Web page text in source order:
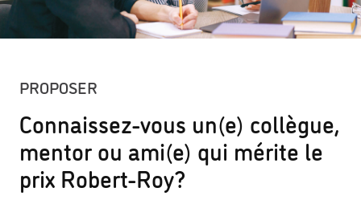
PROPOSER
Connaissez-vous un(e) collègue,
mentor ou ami(e) qui mérite le
prix Robert-Roy?